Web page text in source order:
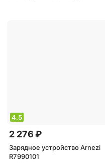
4.5
2 276 ₽
Зарядное устройство Arnezi
R7990101